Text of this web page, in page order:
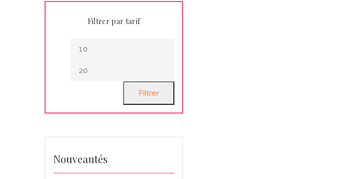
Filtrer par tarif
Filtrer
Nouveautés